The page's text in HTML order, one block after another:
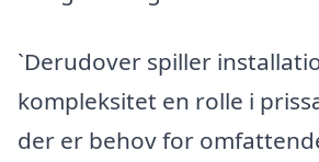
`Derudover spiller
kompleksitet en rolle i
der er behov for